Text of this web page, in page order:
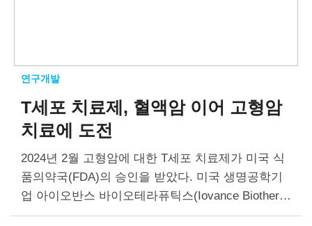
연구개발
T세포 치료제, 혈액암 이어 고형암
치료에 도전
2024년 2월 고형암에 대한 T세포 치료제가 미국 식
품의약국(FDA)의 승인을 받았다. 미국 생명공학기
업 아이오반스 바이오테라퓨틱스(Iovance Biothera
peutics Inc.)의 암타그비(Amtagvi)다. 절제 불가능